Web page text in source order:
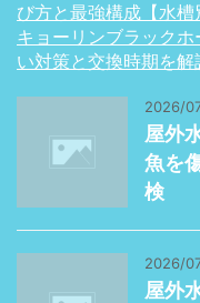
び方と最強構成【水槽
キョーリンブラック
い対策と交換時期を解
2026/
屋外
魚を
検
2026/
屋外